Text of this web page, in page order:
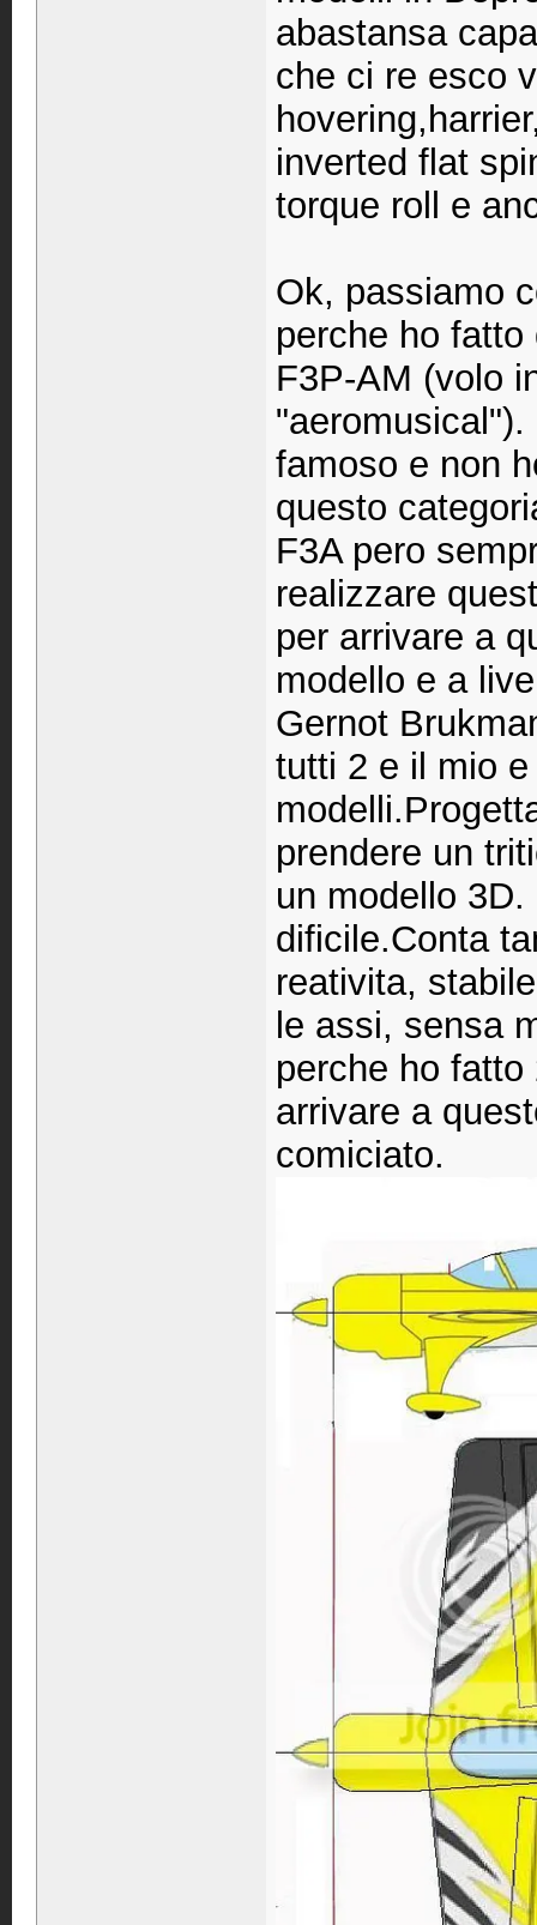
abastansa
che ci re esco
inverted flat
torque roll e
Ok, passiamo
perche ho
F3P-AM (volo
famoso e non
questo
F3A pero
realizzare
per arrivare a
modello e a
Gernot
tutti 2 e il mio
prendere un
un modello
dificile.Conta
reativita,
le assi, sensa
perche ho
arrivare a
comiciato.